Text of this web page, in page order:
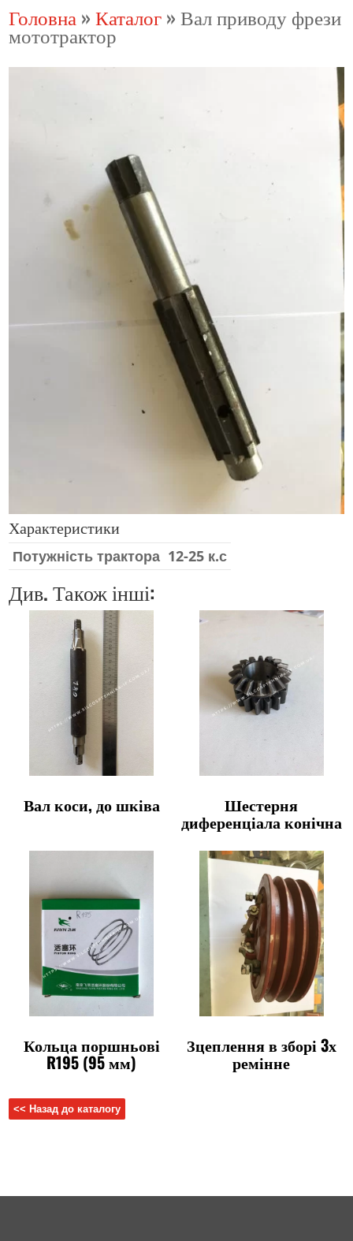
Головна »Каталог»Вал приводу фрези
мототрактор
Характеристики
Потужність трактора 12-25 к.с
Див. Також інші:
Вал коси, до шківа Шестерня
диференціала конічна
Кольца поршньові
R195 (95 мм)
Зцеплення в зборі 3х
ремінне
<< Назад до каталогу